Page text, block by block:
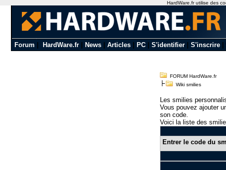
Forum HardWare.fr| News| Articles| PC| S'identifier| S'inscrire|
FORUM HardWare.fr
Wiki smilies
Les smilies
Vous pouvez ajouter
son code.
Voici la liste des
Entrer le code du
HardWare.fr utilise des